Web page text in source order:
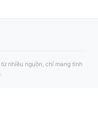
nhiều nguồn, chỉ mang tính